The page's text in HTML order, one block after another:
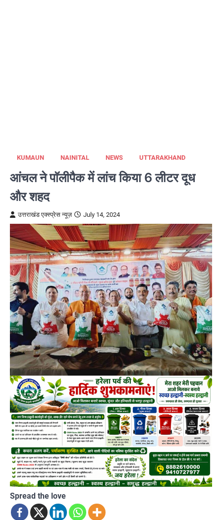
KUMAUN NAINITAL NEWS UTTARAKHAND
आंचल ने पाॅलीपैक में लांच किया 6 लीटर दूध
और शहद
उत्तराखंड एक्स्प्रेस न्यूज़ July 14, 2024
Spread the love